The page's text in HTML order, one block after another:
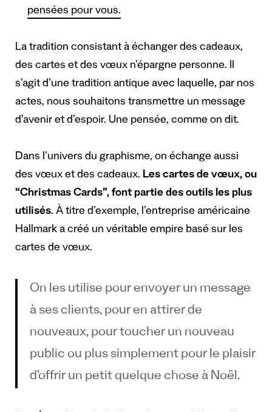
pensées pour vous.
La tradition consistant à échanger des cadeaux,
des cartes et des vœux n’épargne personne. Il
s’agit d’une tradition antique avec laquelle, par nos
actes, nous souhaitons transmettre un message
d’avenir et d’espoir. Une pensée, comme on dit.
Dans l’univers du graphisme, on échange aussi
des vœux et des cadeaux. Les cartes de vœux, ou
“Christmas Cards”, font partie des outils les plus
utilisés. À titre d’exemple, l’entreprise américaine
Hallmark a créé un véritable empire basé sur les
cartes de vœux.
On les utilise pour envoyer un message
à ses clients, pour en attirer de
nouveaux, pour toucher un nouveau
public ou plus simplement pour le plaisir
d’offrir un petit quelque chose à Noël.